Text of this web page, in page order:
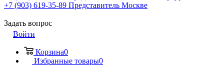
+7 (903) 619-35-89 Представитель Москве
Задать вопрос
Войти
Корзина0
Избранные товары0